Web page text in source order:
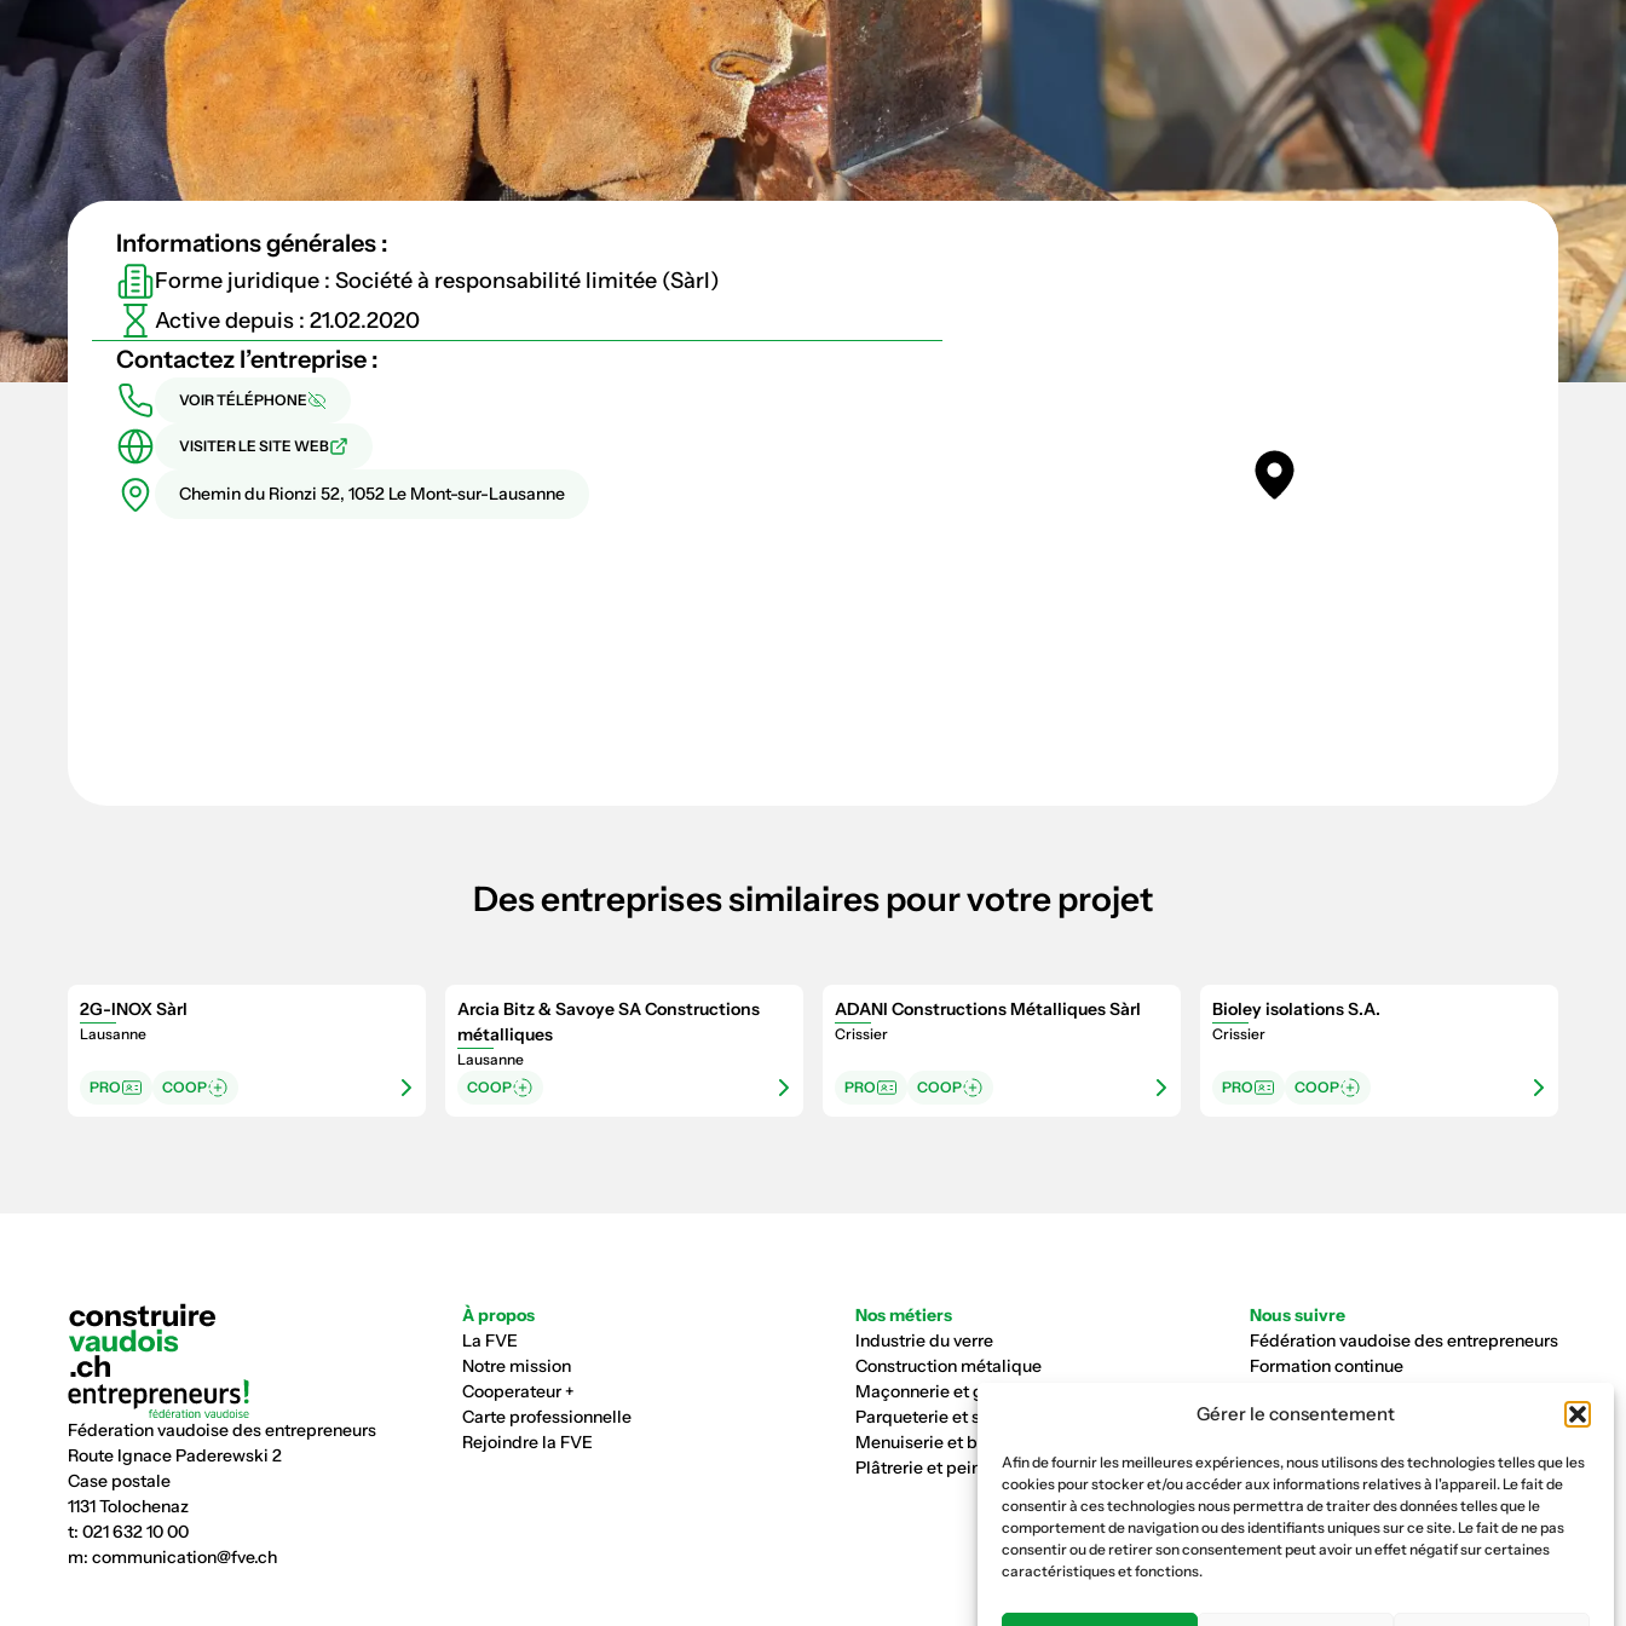
Gérer le consentement
Afin de fournir les meilleures expériences, nous utilisons des technologies telles que les
cookies pour stocker et/ou accéder aux informations relatives à l'appareil. Le fait de
consentir à ces technologies nous permettra de traiter des données telles que le
comportement de navigation ou des identifiants uniques sur ce site. Le fait de ne pas
consentir ou de retirer son consentement peut avoir un effet négatif sur certaines
caractéristiques et fonctions.
Informations générales :
Forme juridique : Société à responsabilité limitée (Sàrl)
Active depuis : 21.02.2020
Contactez l’entreprise :
VOIR TÉLÉPHONE
VISITER LE SITE WEB
Chemin du Rionzi 52, 1052 Le Mont-sur-Lausanne
Des entreprises similaires pour votre projet
2G-INOX Sàrl
Lausanne
PRO COOP
Arcia Bitz & Savoye SA Constructions
métalliques
Lausanne
COOP
ADANI Constructions Métalliques Sàrl
Crissier
PRO COOP
Bioley isolations S.A.
Crissier
PRO COOP
Féderation vaudoise des entrepreneurs
Route Ignace Paderewski 2
Case postale
1131 Tolochenaz
t: 021 632 10 00
m: communication@fve.ch
À propos
La FVE
Notre mission
Cooperateur +
Carte professionnelle
Rejoindre la FVE
Nos métiers
Industrie du verre
Construction métalique
Maçonnerie et génie civil
Parqueterie et sols
Menuiserie et bois
Plâtrerie et peinture
Nous suivre
Fédération vaudoise des entrepreneurs
Formation continue
Caisse AVS 66.1